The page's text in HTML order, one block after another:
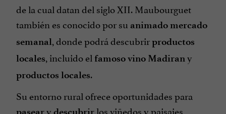
de la cual datan del siglo XII. Maubourguet
también es conocido por su animado mercado
semanal, donde podrá descubrirproductos
locales, incluido el famoso vino Madirany
productos locales.
Su entorno rural ofrece oportunidades para
y
los viñedos y paisajes